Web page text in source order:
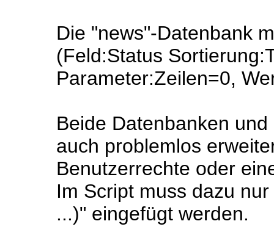
Die "news"-Datenbank
(Feld:Status
Parameter:Zeilen=0,
Beide Datenbanken
auch problemlos
Benutzerrechte oder
Im Script muss dazu
...)" eingefügt werden.